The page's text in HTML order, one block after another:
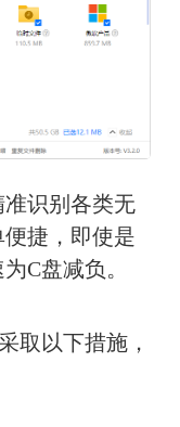
准识别各类无
捷，即使是
C盘减负。
取以下措施，